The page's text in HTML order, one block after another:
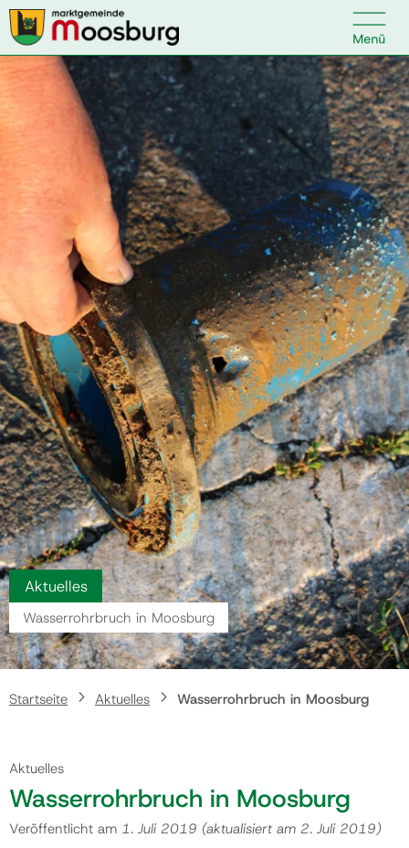
Kontakt 
Suche nach:
Startseite
Kundenservice
Ihr Anliegen
Veranstaltungen
Politik
Gemeinde
Kontakt
Aktuelles
Wasserrohrbruch in Moosburg
Startseite Aktuelles Wasserrohrbruch in Moosburg
Aktuelles
Wasserrohrbruch in Moosburg
Veröffentlicht am 1. Juli 2019 (aktualisiert am 2. Juli 2019)